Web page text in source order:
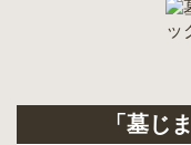
「墓じ